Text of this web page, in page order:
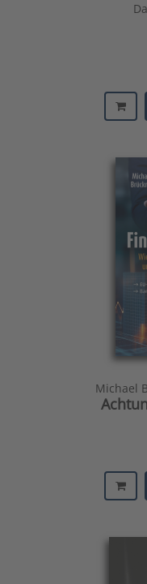
Michael